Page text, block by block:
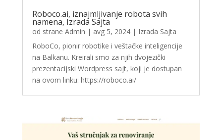
Roboco.ai, iznajmljivanje robota svih
namena, Izrada Sajta
od strane Admin | avg 5, 2024| Izrada Sajta
RoboCo, pionir robotike i veštačke inteligencije
na Balkanu. Kreirali smo za njih dvojezički
prezentacijski Wordpress sajt, koji je dostupan
na ovom linku: https://roboco.ai/